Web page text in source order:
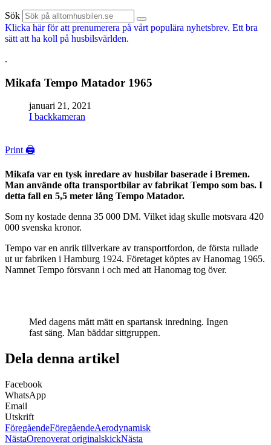
Sök
Klicka här för att prenumerera på vårt populära nyhetsbrev. Ett bra
sätt att ha koll på husbilsvärlden.
.
Mikafa Tempo Matador 1965
januari 21, 2021
I backkameran
Print 🖨
Mikafa var en tysk inredare av husbilar baserade i Bremen.
Man använde ofta transportbilar av fabrikat Tempo som bas. I
detta fall en 5,5 meter lång Tempo Matador.
Som ny kostade denna 35 000 DM. Vilket idag skulle motsvara 420
000 svenska kronor.
Tempo var en anrik tillverkare av transportfordon, de första rullade
ut ur fabriken i Hamburg 1924. Företaget köptes av Hanomag 1965.
Namnet Tempo försvann i och med att Hanomag tog över.
Med dagens mått mätt en spartansk inredning. Ingen
fast säng. Man bäddar sittgruppen.
Dela denna artikel
Facebook
WhatsApp
Email
Utskrift
FöregåendeFöregåendeAerodynamisk
NästaOrenoverat originalskickNästa